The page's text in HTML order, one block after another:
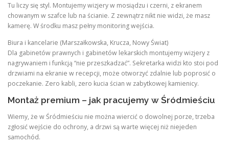
Tu liczy się styl. Montujemy wizjery w mosiądzu i czerni, z ekranem
chowanym w szafce lub na ścianie. Z zewnątrz nikt nie widzi, że masz
kamerę. W środku masz pełny monitoring wejścia.
Biura i kancelarie (Marszałkowska, Krucza, Nowy Świat)
Dla gabinetów prawnych i gabinetów lekarskich montujemy wizjery z
nagrywaniem i funkcją “nie przeszkadzać”. Sekretarka widzi kto stoi pod
drzwiami na ekranie w recepcji, może otworzyć zdalnie lub poprosić o
poczekanie. Zero kabli, zero kucia ścian w zabytkowej kamienicy.
Montaż premium – jak pracujemy w Śródmieściu
Wiemy, że w Śródmieściu nie można wiercić o dowolnej porze, trzeba
zgłosić wejście do ochrony, a drzwi są warte więcej niż niejeden
samochód.